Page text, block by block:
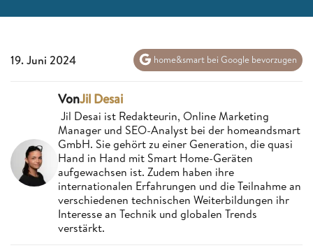
19. Juni 2024 home&smart bei Google bevorzugen
VonJil Desai
Jil Desai ist Redakteurin, Online Marketing
Manager und SEO-Analyst bei der homeandsmart
GmbH. Sie gehört zu einer Generation, die quasi
Hand in Hand mit Smart Home-Geräten
aufgewachsen ist. Zudem haben ihre
internationalen Erfahrungen und die Teilnahme an
verschiedenen technischen Weiterbildungen ihr
Interesse an Technik und globalen Trends
verstärkt.